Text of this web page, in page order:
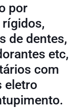
por
de dentes,
etc,
com
eletro